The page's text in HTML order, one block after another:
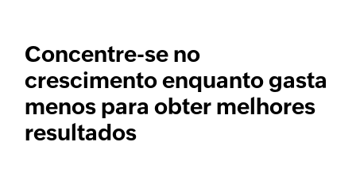
Concentre-se no
crescimento enquanto gasta
menos para obter melhores
resultados